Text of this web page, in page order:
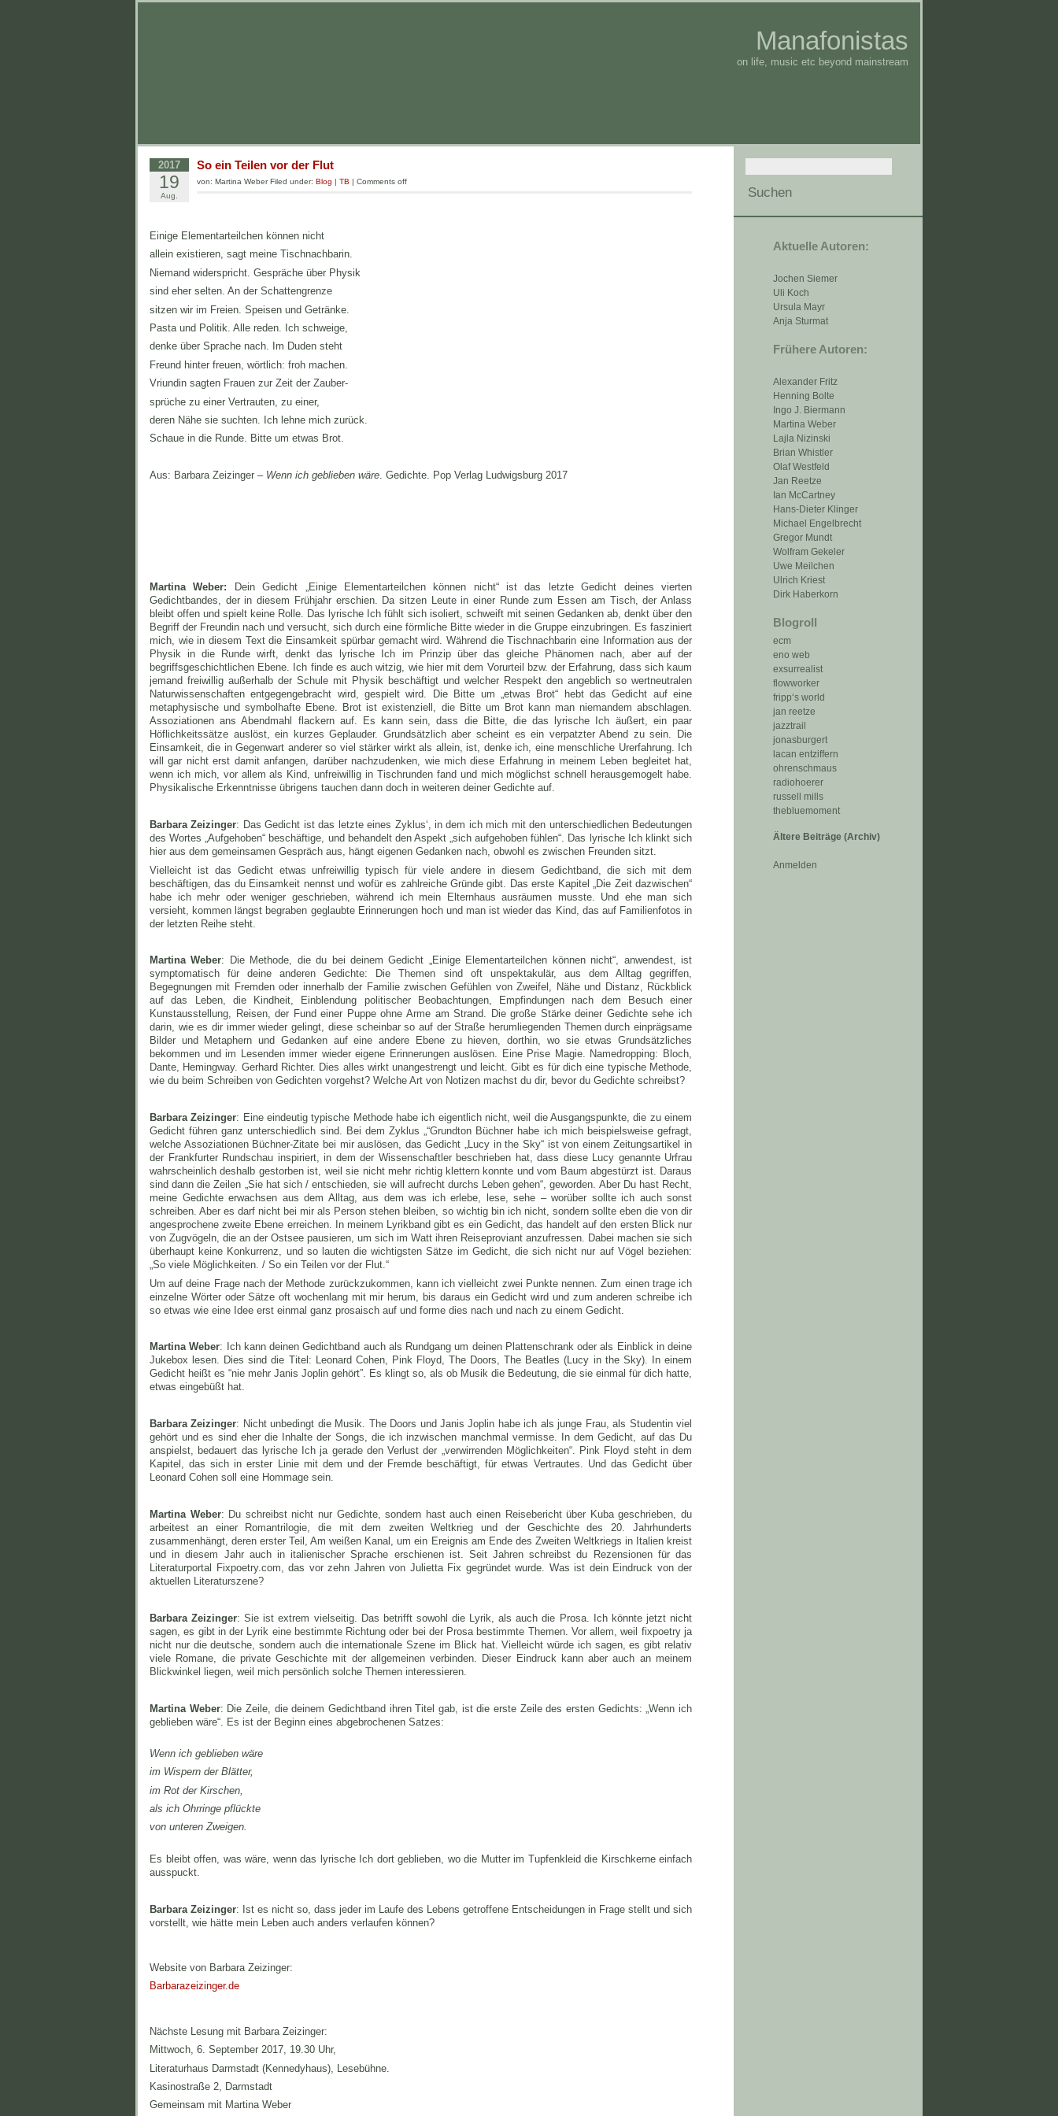
Manafonistas
on life, music etc beyond mainstream
Aktuelle Autoren:
Jochen Siemer
Uli Koch
Ursula Mayr
Anja Sturmat
Frühere Autoren:
Alexander Fritz
Henning Bolte
Ingo J. Biermann
Martina Weber
Lajla Nizinski
Brian Whistler
Olaf Westfeld
Jan Reetze
Ian McCartney
Hans-Dieter Klinger
Michael Engelbrecht
Gregor Mundt
Wolfram Gekeler
Uwe Meilchen
Ulrich Kriest
Dirk Haberkorn
Blogroll
ecm
eno web
exsurrealist
flowworker
fripp‘s world
jan reetze
jazztrail
jonasburgert
lacan entziffern
ohrenschmaus
radiohoerer
russell mills
thebluemoment
Ältere Beiträge (Archiv)
Anmelden
2017
19
Aug.
So ein Teilen vor der Flut
von: Martina Weber Filed under: Blog | TB | Comments off
Einige Elementarteilchen können nicht
allein existieren, sagt meine Tischnachbarin.
Niemand widerspricht. Gespräche über Physik
sind eher selten. An der Schattengrenze
sitzen wir im Freien. Speisen und Getränke.
Pasta und Politik. Alle reden. Ich schweige,
denke über Sprache nach. Im Duden steht
Freund hinter freuen, wörtlich: froh machen.
Vriundin sagten Frauen zur Zeit der Zauber-
sprüche zu einer Vertrauten, zu einer,
deren Nähe sie suchten. Ich lehne mich zurück.
Schaue in die Runde. Bitte um etwas Brot.
Aus: Barbara Zeizinger –Wenn ich geblieben wäre. Gedichte. Pop Verlag Ludwigsburg 2017
Martina Weber: Dein Gedicht „Einige Elementarteilchen können nicht“ ist das letzte Gedicht deines vierten
Gedichtbandes, der in diesem Frühjahr erschien. Da sitzen Leute in einer Runde zum Essen am Tisch, der Anlass
bleibt offen und spielt keine Rolle. Das lyrische Ich fühlt sich isoliert, schweift mit seinen Gedanken ab, denkt über den
Begriff der Freundin nach und versucht, sich durch eine förmliche Bitte wieder in die Gruppe einzubringen. Es fasziniert
mich, wie in diesem Text die Einsamkeit spürbar gemacht wird. Während die Tischnachbarin eine Information aus der
Physik in die Runde wirft, denkt das lyrische Ich im Prinzip über das gleiche Phänomen nach, aber auf der
begriffsgeschichtlichen Ebene. Ich finde es auch witzig, wie hier mit dem Vorurteil bzw. der Erfahrung, dass sich kaum
jemand freiwillig außerhalb der Schule mit Physik beschäftigt und welcher Respekt den angeblich so wertneutralen
Naturwissenschaften entgegengebracht wird, gespielt wird. Die Bitte um „etwas Brot“ hebt das Gedicht auf eine
metaphysische und symbolhafte Ebene. Brot ist existenziell, die Bitte um Brot kann man niemandem abschlagen.
Assoziationen ans Abendmahl flackern auf. Es kann sein, dass die Bitte, die das lyrische Ich äußert, ein paar
Höflichkeitssätze auslöst, ein kurzes Geplauder. Grundsätzlich aber scheint es ein verpatzter Abend zu sein. Die
Einsamkeit, die in Gegenwart anderer so viel stärker wirkt als allein, ist, denke ich, eine menschliche Urerfahrung. Ich
will gar nicht erst damit anfangen, darüber nachzudenken, wie mich diese Erfahrung in meinem Leben begleitet hat,
wenn ich mich, vor allem als Kind, unfreiwillig in Tischrunden fand und mich möglichst schnell herausgemogelt habe.
Physikalische Erkenntnisse übrigens tauchen dann doch in weiteren deiner Gedichte auf.
Barbara Zeizinger: Das Gedicht ist das letzte eines Zyklus‘, in dem ich mich mit den unterschiedlichen Bedeutungen
des Wortes „Aufgehoben“ beschäftige, und behandelt den Aspekt „sich aufgehoben fühlen“. Das lyrische Ich klinkt sich
hier aus dem gemeinsamen Gespräch aus, hängt eigenen Gedanken nach, obwohl es zwischen Freunden sitzt.
Vielleicht ist das Gedicht etwas unfreiwillig typisch für viele andere in diesem Gedichtband, die sich mit dem
beschäftigen, das du Einsamkeit nennst und wofür es zahlreiche Gründe gibt. Das erste Kapitel „Die Zeit dazwischen“
habe ich mehr oder weniger geschrieben, während ich mein Elternhaus ausräumen musste. Und ehe man sich
versieht, kommen längst begraben geglaubte Erinnerungen hoch und man ist wieder das Kind, das auf Familienfotos in
der letzten Reihe steht.
Martina Weber: Die Methode, die du bei deinem Gedicht „Einige Elementarteilchen können nicht“, anwendest, ist
symptomatisch für deine anderen Gedichte: Die Themen sind oft unspektakulär, aus dem Alltag gegriffen,
Begegnungen mit Fremden oder innerhalb der Familie zwischen Gefühlen von Zweifel, Nähe und Distanz, Rückblick
auf das Leben, die Kindheit, Einblendung politischer Beobachtungen, Empfindungen nach dem Besuch einer
Kunstausstellung, Reisen, der Fund einer Puppe ohne Arme am Strand. Die große Stärke deiner Gedichte sehe ich
darin, wie es dir immer wieder gelingt, diese scheinbar so auf der Straße herumliegenden Themen durch einprägsame
Bilder und Metaphern und Gedanken auf eine andere Ebene zu hieven, dorthin, wo sie etwas Grundsätzliches
bekommen und im Lesenden immer wieder eigene Erinnerungen auslösen. Eine Prise Magie. Namedropping: Bloch,
Dante, Hemingway. Gerhard Richter. Dies alles wirkt unangestrengt und leicht. Gibt es für dich eine typische Methode,
wie du beim Schreiben von Gedichten vorgehst? Welche Art von Notizen machst du dir, bevor du Gedichte schreibst?
Barbara Zeizinger: Eine eindeutig typische Methode habe ich eigentlich nicht, weil die Ausgangspunkte, die zu einem
Gedicht führen ganz unterschiedlich sind. Bei dem Zyklus „“Grundton Büchner habe ich mich beispielsweise gefragt,
welche Assoziationen Büchner-Zitate bei mir auslösen, das Gedicht „Lucy in the Sky“ ist von einem Zeitungsartikel in
der Frankfurter Rundschau inspiriert, in dem der Wissenschaftler beschrieben hat, dass diese Lucy genannte Urfrau
wahrscheinlich deshalb gestorben ist, weil sie nicht mehr richtig klettern konnte und vom Baum abgestürzt ist. Daraus
sind dann die Zeilen „Sie hat sich / entschieden, sie will aufrecht durchs Leben gehen“, geworden. Aber Du hast Recht,
meine Gedichte erwachsen aus dem Alltag, aus dem was ich erlebe, lese, sehe – worüber sollte ich auch sonst
schreiben. Aber es darf nicht bei mir als Person stehen bleiben, so wichtig bin ich nicht, sondern sollte eben die von dir
angesprochene zweite Ebene erreichen. In meinem Lyrikband gibt es ein Gedicht, das handelt auf den ersten Blick nur
von Zugvögeln, die an der Ostsee pausieren, um sich im Watt ihren Reiseproviant anzufressen. Dabei machen sie sich
überhaupt keine Konkurrenz, und so lauten die wichtigsten Sätze im Gedicht, die sich nicht nur auf Vögel beziehen:
„So viele Möglichkeiten. / So ein Teilen vor der Flut.“
Um auf deine Frage nach der Methode zurückzukommen, kann ich vielleicht zwei Punkte nennen. Zum einen trage ich
einzelne Wörter oder Sätze oft wochenlang mit mir herum, bis daraus ein Gedicht wird und zum anderen schreibe ich
so etwas wie eine Idee erst einmal ganz prosaisch auf und forme dies nach und nach zu einem Gedicht.
Martina Weber: Ich kann deinen Gedichtband auch als Rundgang um deinen Plattenschrank oder als Einblick in deine
Jukebox lesen. Dies sind die Titel: Leonard Cohen, Pink Floyd, The Doors, The Beatles (Lucy in the Sky). In einem
Gedicht heißt es “nie mehr Janis Joplin gehört”. Es klingt so, als ob Musik die Bedeutung, die sie einmal für dich hatte,
etwas eingebüßt hat.
Barbara Zeizinger: Nicht unbedingt die Musik. The Doors und Janis Joplin habe ich als junge Frau, als Studentin viel
gehört und es sind eher die Inhalte der Songs, die ich inzwischen manchmal vermisse. In dem Gedicht, auf das Du
anspielst, bedauert das lyrische Ich ja gerade den Verlust der „verwirrenden Möglichkeiten“. Pink Floyd steht in dem
Kapitel, das sich in erster Linie mit dem und der Fremde beschäftigt, für etwas Vertrautes. Und das Gedicht über
Leonard Cohen soll eine Hommage sein.
Martina Weber: Du schreibst nicht nur Gedichte, sondern hast auch einen Reisebericht über Kuba geschrieben, du
arbeitest an einer Romantrilogie, die mit dem zweiten Weltkrieg und der Geschichte des 20. Jahrhunderts
zusammenhängt, deren erster Teil, Am weißen Kanal, um ein Ereignis am Ende des Zweiten Weltkriegs in Italien kreist
und in diesem Jahr auch in italienischer Sprache erschienen ist. Seit Jahren schreibst du Rezensionen für das
Literaturportal Fixpoetry.com, das vor zehn Jahren von Julietta Fix gegründet wurde. Was ist dein Eindruck von der
aktuellen Literaturszene?
Barbara Zeizinger: Sie ist extrem vielseitig. Das betrifft sowohl die Lyrik, als auch die Prosa. Ich könnte jetzt nicht
sagen, es gibt in der Lyrik eine bestimmte Richtung oder bei der Prosa bestimmte Themen. Vor allem, weil fixpoetry ja
nicht nur die deutsche, sondern auch die internationale Szene im Blick hat. Vielleicht würde ich sagen, es gibt relativ
viele Romane, die private Geschichte mit der allgemeinen verbinden. Dieser Eindruck kann aber auch an meinem
Blickwinkel liegen, weil mich persönlich solche Themen interessieren.
Martina Weber: Die Zeile, die deinem Gedichtband ihren Titel gab, ist die erste Zeile des ersten Gedichts: „Wenn ich
geblieben wäre“. Es ist der Beginn eines abgebrochenen Satzes:
Wenn ich geblieben wäre
im Wispern der Blätter,
im Rot der Kirschen,
als ich Ohrringe pflückte
von unteren Zweigen.
Es bleibt offen, was wäre, wenn das lyrische Ich dort geblieben, wo die Mutter im Tupfenkleid die Kirschkerne einfach
ausspuckt.
Barbara Zeizinger: Ist es nicht so, dass jeder im Laufe des Lebens getroffene Entscheidungen in Frage stellt und sich
vorstellt, wie hätte mein Leben auch anders verlaufen können?
Website von Barbara Zeizinger:
Barbarazeizinger.de
Nächste Lesung mit Barbara Zeizinger:
Mittwoch, 6. September 2017, 19.30 Uhr,
Literaturhaus Darmstadt (Kennedyhaus), Lesebühne.
Kasinostraße 2, Darmstadt
Gemeinsam mit Martina Weber